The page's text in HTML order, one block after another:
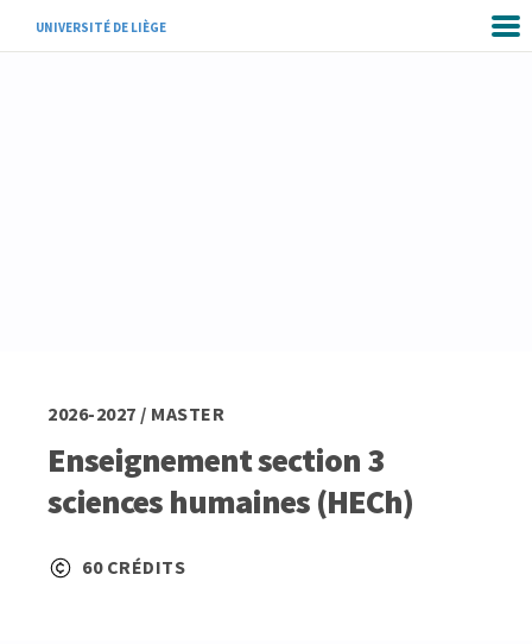
UNIVERSITÉ DE LIÈGE
2026-2027 / MASTER
Enseignement section 3
sciences humaines (HECh)
60 CRÉDITS